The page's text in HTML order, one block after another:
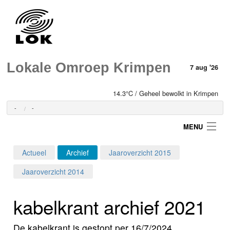
Lokale Omroep Krimpen 7 aug '26
14.3°C / Geheel bewolkt in Krimpen
- -
MENU
Programma's
Actueel Archief
Jaaroverzicht 2015
Jaaroverzicht 2014
kabelkrant archief 2021